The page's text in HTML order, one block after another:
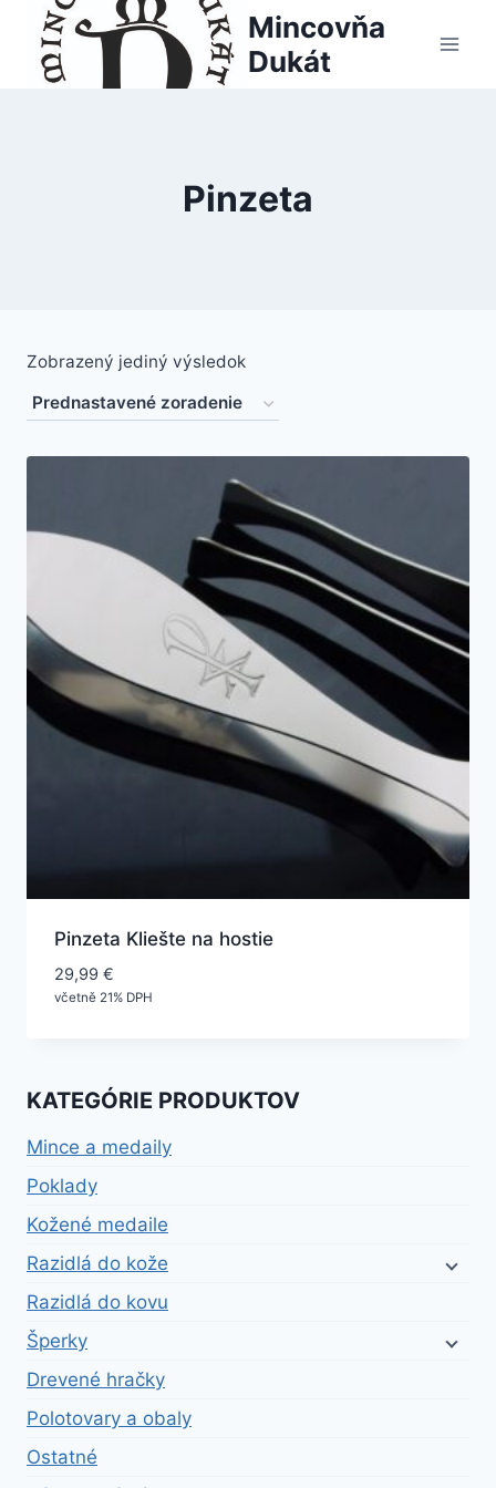
content
Mincovňa
Dukát
Pinzeta
Zobrazený jediný výsledok
Pinzeta Kliešte na hostie
29,99 €
včetně 21% DPH
KATEGÓRIE PRODUKTOV
Mince a medaily
Poklady
Kožené medaile
Razidlá do kože
Razidlá do kovu
Šperky
Drevené hračky
Polotovary a obaly
Ostatné